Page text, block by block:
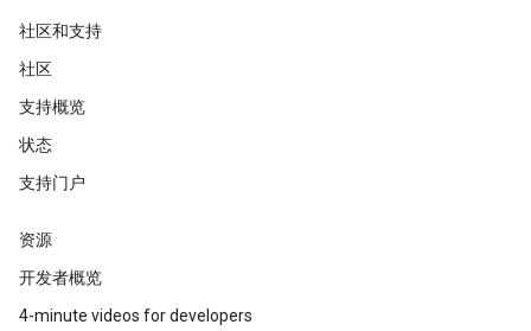
社区和支持
社区
支持概览
状态
支持门户
资源
开发者概览
4-minute videos for developers